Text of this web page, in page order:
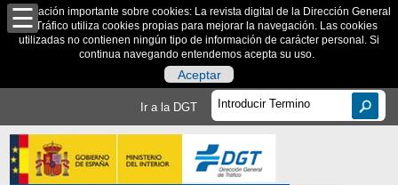
Información importante sobre cookies: La revista digital de la Dirección General
de Tráfico utiliza cookies propias para mejorar la navegación. Las cookies
utilizadas no contienen ningún tipo de información de carácter personal. Si
continua navegando entendemos acepta su uso.
Aceptar
Ir a la DGT